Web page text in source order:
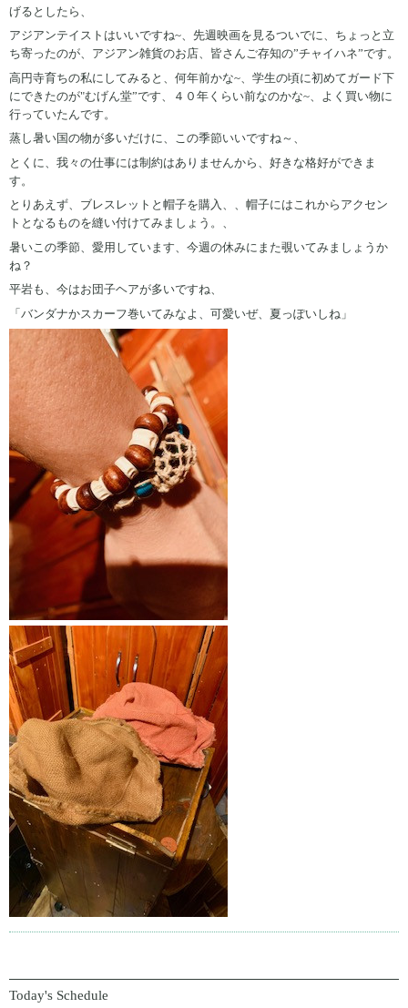
げるとしたら、
アジアンテイストはいいですね~、先週映画を見るついでに、ちょっと立
ち寄ったのが、アジアン雑貨のお店、皆さんご存知の”チャイハネ”です。
高円寺育ちの私にしてみると、何年前かな~、学生の頃に初めてガード下
にできたのが"むげん堂”です、４０年くらい前なのかな~、よく買い物に
行っていたんです。
蒸し暑い国の物が多いだけに、この季節いいですね～、
とくに、我々の仕事には制約はありませんから、好きな格好ができま
す。
とりあえず、ブレスレットと帽子を購入、、帽子にはこれからアクセン
トとなるものを縫い付けてみましょう。、
暑いこの季節、愛用しています、今週の休みにまた覗いてみましょうか
ね？
平岩も、今はお団子ヘアが多いですね、
「バンダナかスカーフ巻いてみなよ、可愛いぜ、夏っぽいしね」
Today's Schedule